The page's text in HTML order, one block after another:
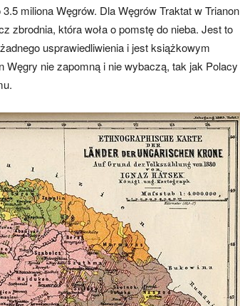
miliona Węgrów. Dla Węgrów Traktat w Trianon
zbrodnia, która woła o pomstę do nieba. Jest to
usprawiedliwienia i jest książkowym
Węgry nie zapomną i nie wybaczą, tak jak Polacy